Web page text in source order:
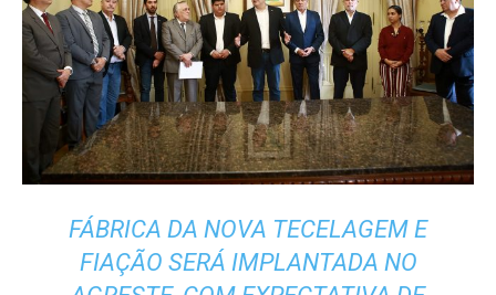
FÁBRICA DA NOVA TECELAGEM E
FIAÇÃO SERÁ IMPLANTADA NO